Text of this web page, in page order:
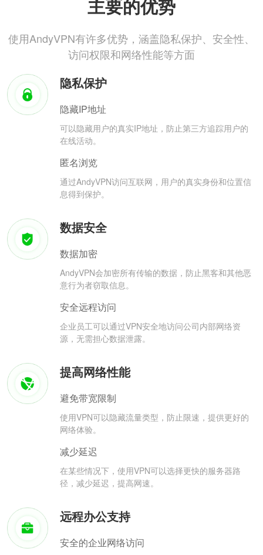
主要的优势
使用AndyVPN有许多优势，涵盖隐私保护、安全性、
访问权限和网络性能等方面
隐私保护
隐藏IP地址
可以隐藏用户的真实IP地址，防止第三方追踪用户的
在线活动。
匿名浏览
通过AndyVPN访问互联网，用户的真实身份和位置信
息得到保护。
数据安全
数据加密
AndyVPN会加密所有传输的数据，防止黑客和其他恶
意行为者窃取信息。
安全远程访问
企业员工可以通过VPN安全地访问公司内部网络资
源，无需担心数据泄露。
提高网络性能
避免带宽限制
使用VPN可以隐藏流量类型，防止限速，提供更好的
网络体验。
减少延迟
在某些情况下，使用VPN可以选择更快的服务器路
径，减少延迟，提高网速。
远程办公支持
安全的企业网络访问